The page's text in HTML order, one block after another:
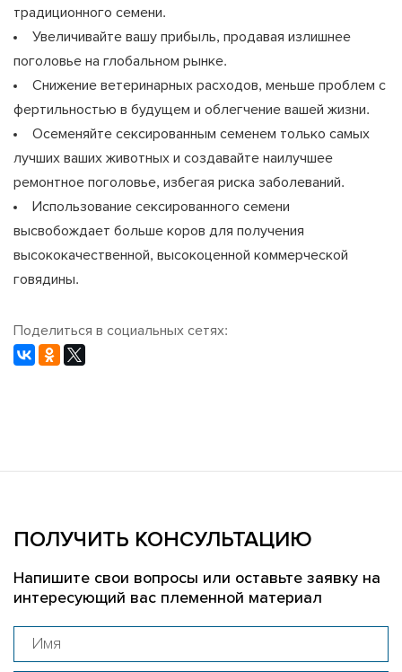
традиционного семени.
Увеличивайте вашу прибыль, продавая излишнее
поголовье на глобальном рынке.
Снижение ветеринарных расходов, меньше проблем с
фертильностью в будущем и облегчение вашей жизни.
Осеменяйте сексированным семенем только самых
лучших ваших животных и создавайте наилучшее
ремонтное поголовье, избегая риска заболеваний.
Использование сексированного семени
высвобождает больше коров для получения
высококачественной, высокоценной коммерческой
говядины.
Поделиться в социальных сетях:
ПОЛУЧИТЬ КОНСУЛЬТАЦИЮ
Напишите свои вопросы или оставьте заявку на
интересующий вас племенной материал